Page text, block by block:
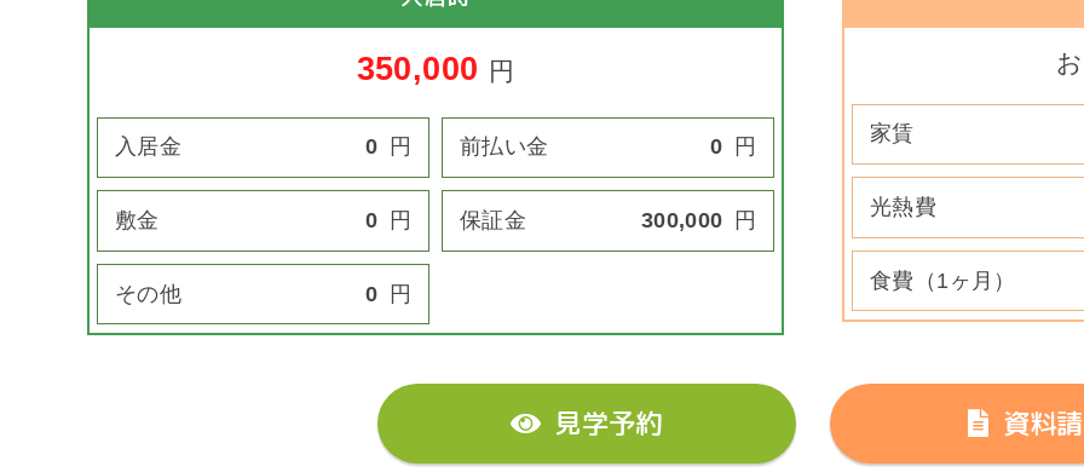
350,000 円
入居金 0 円 前払い金 0 円
敷金 0 円 保証金 300,000 円
その他 0 円
家賃
光熱費
食費（1ヶ月）
見学予約 資料